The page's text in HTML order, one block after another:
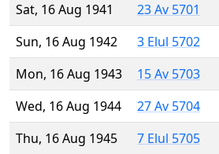
Sat, 16 Aug 1941
23 Av 5701
Sun, 16 Aug 1942
3 Elul 5702
Mon, 16 Aug 1943
15 Av 5703
Wed, 16 Aug 1944
27 Av 5704
Thu, 16 Aug 1945
7 Elul 5705